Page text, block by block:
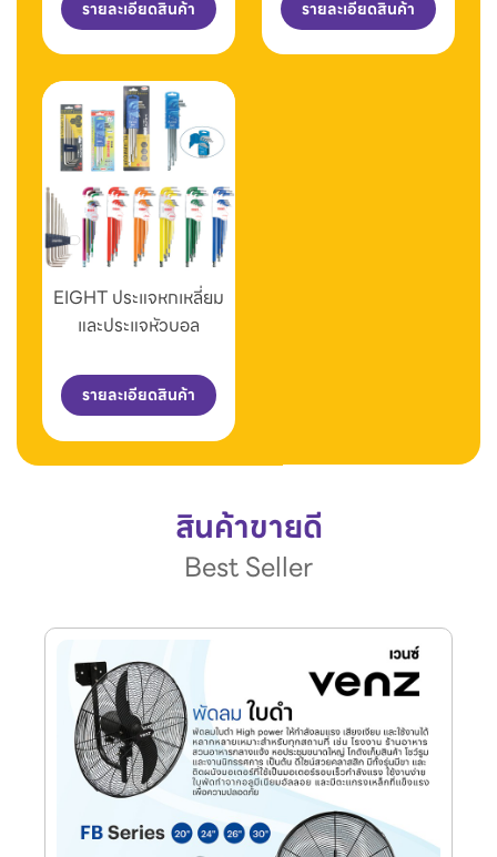
รายละเอียดสินค้า รายละเอียดสินค้า
EIGHT ประแจหกเหลี่ยม
และประแจหัวบอล
รายละเอียดสินค้า
สินค้าขายดี
Best Seller